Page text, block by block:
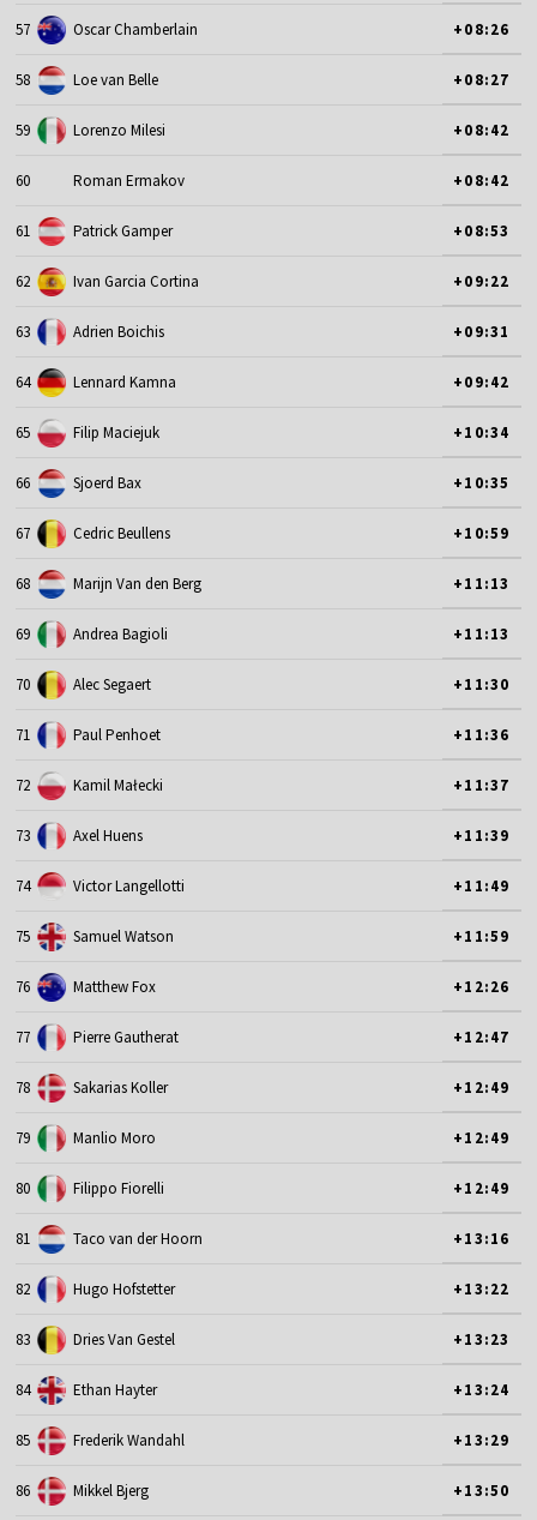
57 Oscar Chamberlain +08:26
58 Loe van Belle +08:27
59 Lorenzo Milesi +08:42
60 Roman Ermakov +08:42
61 Patrick Gamper +08:53
62 Ivan Garcia Cortina +09:22
63 Adrien Boichis +09:31
64 Lennard Kamna +09:42
65 Filip Maciejuk +10:34
66 Sjoerd Bax +10:35
67 Cedric Beullens +10:59
68 Marijn Van den Berg +11:13
69 Andrea Bagioli +11:13
70 Alec Segaert +11:30
71 Paul Penhoet +11:36
72 Kamil Małecki +11:37
73 Axel Huens +11:39
74 Victor Langellotti +11:49
75 Samuel Watson +11:59
76 Matthew Fox +12:26
77 Pierre Gautherat +12:47
78 Sakarias Koller +12:49
79 Manlio Moro +12:49
80 Filippo Fiorelli +12:49
81 Taco van der Hoorn +13:16
82 Hugo Hofstetter +13:22
83 Dries Van Gestel +13:23
84 Ethan Hayter +13:24
85 Frederik Wandahl +13:29
86 Mikkel Bjerg +13:50